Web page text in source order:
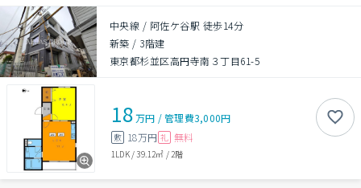
中央線 / 阿佐ケ谷駅 徒歩14分
新築 / 3階建
東京都杉並区高円寺南３丁目61-5
18万円 /管理費3,000円
敷 18万円 礼 無料
1LDK/39.12㎡ / 2階